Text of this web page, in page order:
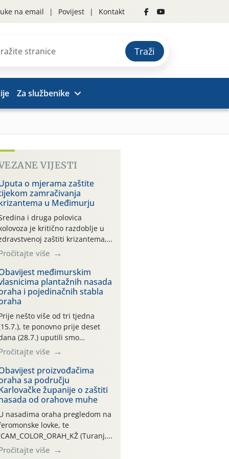
na email Povijest Kontakt
Traži
Za službenike
VIJESTI
o mjerama zaštite
zamračivanja
u Međimurju
i druga polovica
je kritično razdoblje u
zaštiti krizantema,
prije zamračivanja u proteklom
smo mjesecu tri puta upućivali
o preventivnim
zaštite krizantema od
uzročnika bolesti,
i fito-fagnih grinja (23.7.,
06.7.)! Na početku ovog
je zabilježeno je
i ekstremno vruće
razdoblje, uz
temperature […]
više
međimurskim
plantažnih nasada
i pojedinačnih stabla
nešto više od tri tjedna
te ponovno prije deset
(28.7.) uputili smo
vlasnicima plantažnih
nasada oraha i pojedinačnih
o početku leta i
potrebi usmjerenog
orahove muhe
completa)! Već
dana traje drugi
“toplinski udar”, koji
naročito izražen zadnja šest
(31.7.-05.8.), jer najviše
zraka svakodnevno
više
proizvođačima
sa području
županije o zaštiti
od orahove muhe
nasadima oraha pregledom na
lovke, te
CAM_COLOR_ORAH_KŽ (Turanj,
zabilježena je mala
više